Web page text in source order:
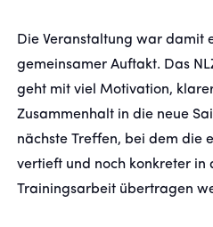
Die Veranstaltung war damit
gemeinsamer Auftakt. Das
geht mit viel Motivation,
Zusammenhalt in die neue
nächste Treffen, bei dem die
vertieft und noch konkreter in
Trainingsarbeit übertragen